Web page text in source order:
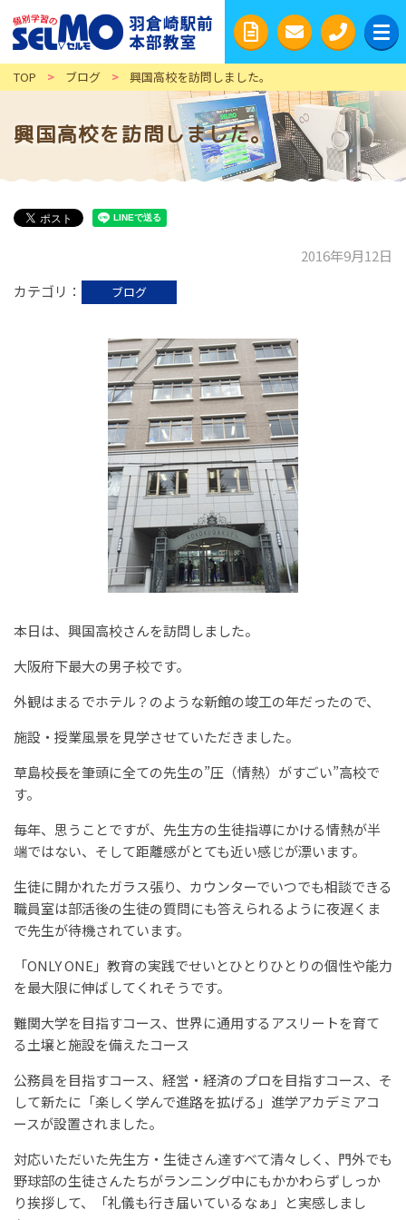
TOP > ブログ > 興国高校を訪問しました。
興国高校を訪問しました。
2016年9月12日
カテゴリ
ブログ
本日は、興国高校さんを訪問しました。
大阪府下最大の男子校です。
外観はまるでホテル？のような新館の竣工の年だったので、
施設・授業風景を見学させていただきました。
草島校長を筆頭に全ての先生の”圧（情熱）がすごい”高校で
す。
毎年、思うことですが、先生方の生徒指導にかける情熱が半
端ではない、そして距離感がとても近い感じが漂います。
生徒に開かれたガラス張り、カウンターでいつでも相談できる
職員室は部活後の生徒の質問にも答えられるように夜遅くま
で先生が待機されています。
「ONLY ONE」教育の実践でせいとひとりひとりの個性や能力
を最大限に伸ばしてくれそうです。
難関大学を目指すコース、世界に通用するアスリートを育て
る土壌と施設を備えたコース
公務員を目指すコース、経営・経済のプロを目指すコース、そ
して新たに「楽しく学んで進路を拡げる」進学アカデミアコ
ースが設置されました。
対応いただいた先生方・生徒さん達すべて清々しく、門外でも
野球部の生徒さんたちがランニング中にもかかわらずしっか
り挨拶して、「礼儀も行き届いているなぁ」と実感しまし